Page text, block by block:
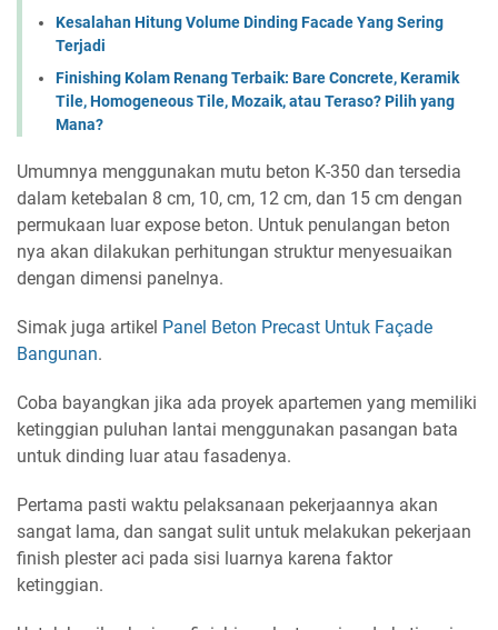
Kesalahan Hitung Volume Dinding Facade Yang Sering
Terjadi
Finishing Kolam Renang Terbaik: Bare Concrete, Keramik
Tile, Homogeneous Tile, Mozaik, atau Teraso? Pilih yang
Mana?
Umumnya menggunakan mutu beton K-350 dan tersedia
dalam ketebalan 8 cm, 10, cm, 12 cm, dan 15 cm dengan
permukaan luar expose beton. Untuk penulangan beton
nya akan dilakukan perhitungan struktur menyesuaikan
dengan dimensi panelnya.
Simak juga artikel Panel Beton Precast Untuk Façade
Bangunan.
Coba bayangkan jika ada proyek apartemen yang memiliki
ketinggian puluhan lantai menggunakan pasangan bata
untuk dinding luar atau fasadenya.
Pertama pasti waktu pelaksanaan pekerjaannya akan
sangat lama, dan sangat sulit untuk melakukan pekerjaan
finish plester aci pada sisi luarnya karena faktor
ketinggian.